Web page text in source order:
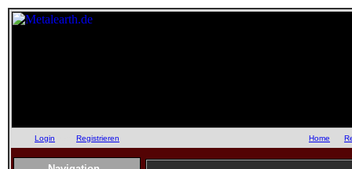
Login Registrieren Home